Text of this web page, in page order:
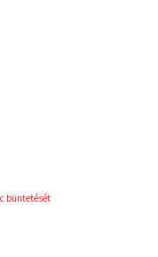
büntetését